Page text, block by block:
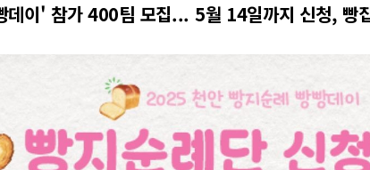
데이' 참가 400팀 모집... 5월 14일까지 신청, 빵